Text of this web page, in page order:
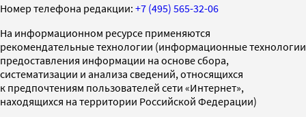
Номер телефона редакции: +7 (495) 565-32-06
На информационном ресурсе применяются
рекомендательные технологии (информационные технологии
предоставления информации на основе сбора,
систематизации и анализа сведений, относящихся
к предпочтениям пользователей сети «Интернет»,
находящихся на территории Российской Федерации)